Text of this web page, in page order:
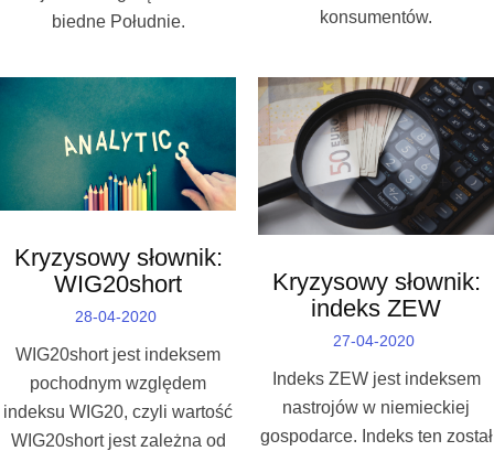
biedne Południe.
konsumentów.
Kryzysowy słownik:
WIG20short
28-04-2020
WIG20short jest indeksem
pochodnym względem
indeksu WIG20, czyli wartość
WIG20short jest zależna od
Kryzysowy słownik:
indeks ZEW
27-04-2020
Indeks ZEW jest indeksem
nastrojów w niemieckiej
gospodarce. Indeks ten został